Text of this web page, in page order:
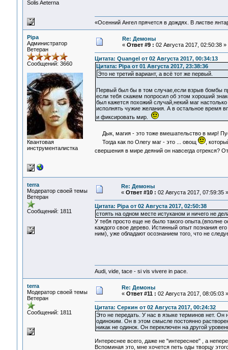
Solis Aeterna
«Осенний Ангел прячется в дождях. В листве
Pipa
Администратор
Ветеран
Сообщений: 3660
Квантовая
инструменталистка
Re: Демоны
« Ответ #9 : 02 Августа 2017, 02:50:38 »
Цитата: Quangel от 02 Августа 2017, 00:34:13
Цитата: Pipa от 01 Августа 2017, 23:38:36
Это не третий вариант, а всё тот же первый.
Первый был бы в том случае,если взрыв бомбы
если тебя скажем попросил об этом хороший
был кажется похожий случай,некий маг
исполнять чужие желания. А в остальное время
и фиксировать мир.
Дык, магия - это тоже вмешательство в мир!
Тогда как по Олегу маг - это ... овощ
,
свершения в мире деяний он навсегда отрекся?
terra
Модератор своей темы
Ветеран
Сообщений: 1811
Re: Демоны
« Ответ #10 : 02 Августа 2017, 07:59:35 »
Цитата: Pipa от 02 Августа 2017, 02:50:38
стоять на одном месте истуканом и ничего не
У тебя просто еще не было такого опыта.(вполне
каждого свое дерево. Истинный опыт познания
ним), уже обладают осознанием того, что не
Audi, vide, tace - si vis vivere in pace.
terra
Модератор своей темы
Ветеран
Сообщений: 1811
Re: Демоны
« Ответ #11 : 02 Августа 2017, 08:05:03 »
Цитата: Серкин от 02 Августа 2017, 00:24:32
Это не передать. У нас в языке терминов нет.
одиноким. Он в этом смысле постоянно
никак не одинок. Он переключен на другой
Интереснее всего, даже не "интереснее" , а
Вспоминая это, мне хочется петь оды творцу